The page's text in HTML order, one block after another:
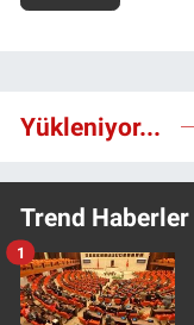
Yükleniyor...
Trend Haberler
1